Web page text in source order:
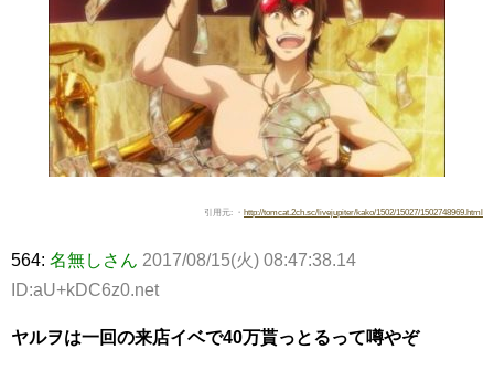
引用元: ・ http://tomcat.2ch.sc/livejupiter/kako/1502/15027/1502748969.html
564: 名無しさん 2017/08/15(火) 08:47:38.14
ID:aU+kDC6z0.net
ヤルヲは一回の来店イベで40万貰っとるって噂やぞ